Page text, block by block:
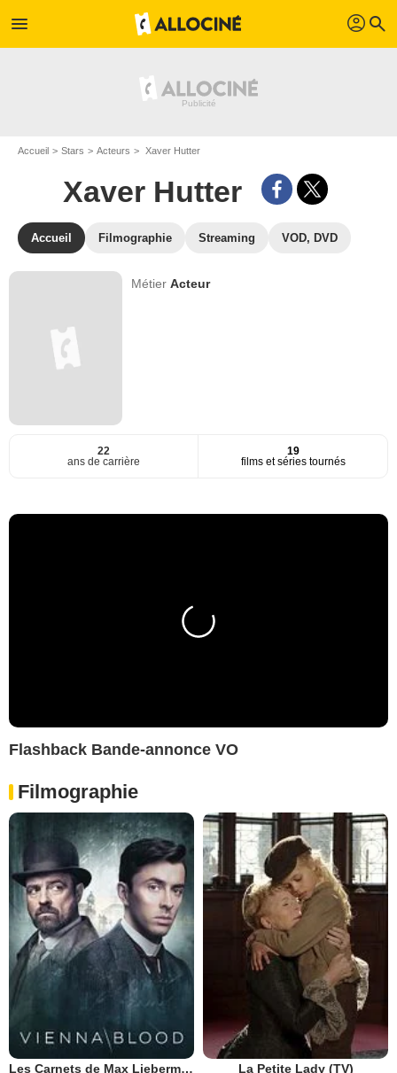
menu profil search
Accueil Stars Acteurs Xaver Hutter
Xaver Hutter
Accueil Filmographie Streaming VOD, DVD
MétierActeur
22
ans de carrière
19
films et séries tournés
Flashback Bande-annonce VO
Filmographie
Les Carnets de Max Liebermann La Petite Lady (TV)